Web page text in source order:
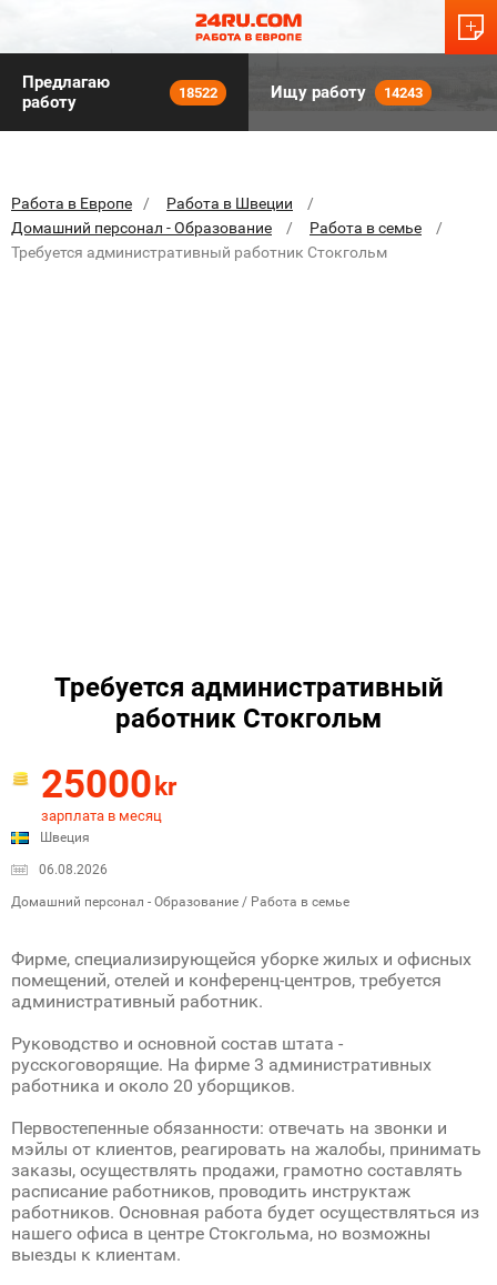
Предлагаю
работу
18522 Ищу работу 14243
Работа в Европе
Работа в Швеции
Домашний персонал - Образование
Работа в семье
Требуется административный работник Стокгольм
Требуется административный
работник Стокгольм
25000 kr
зарплата в месяц
Швеция
06.08.2026
Домашний персонал - Образование / Работа в семье
Фирме, специализирующейся уборке жилых и офисных
помещений, отелей и конференц-центров, требуется
административный работник.
Руководство и основной состав штата -
русскоговорящие. На фирме 3 административных
работника и около 20 уборщиков.
Первостепенные обязанности: отвечать на звонки и
мэйлы от клиентов, реагировать на жалобы, принимать
заказы, осуществлять продажи, грамотно составлять
расписание работников, проводить инструктаж
работников. Основная работа будет осуществляться из
нашего офиса в центре Стокгольма, но возможны
выезды к клиентам.